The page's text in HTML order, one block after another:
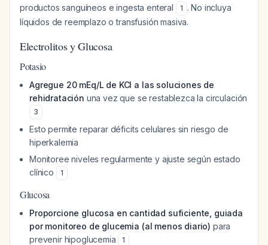
productos sanguíneos e ingesta enteral
1 . No incluya
líquidos de reemplazo o transfusión masiva.
Electrolitos y Glucosa
Potasio
Agregue 20 mEq/L de KCl a las soluciones de
rehidratación una vez que se restablezca la circulación
3
Esto permite reparar déficits celulares sin riesgo de
hiperkalemia
Monitoree niveles regularmente y ajuste según estado
clínico
1
Glucosa
Proporcione glucosa en cantidad suficiente, guiada
por monitoreo de glucemia (al menos diario) para
prevenir hipoglucemia
1